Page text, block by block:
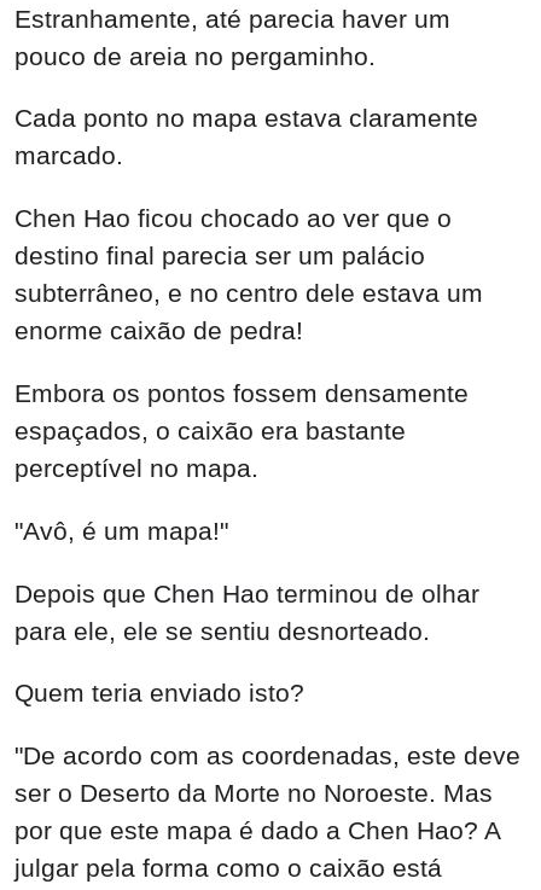
Estranhamente, até parecia haver um
pouco de areia no pergaminho.
Cada ponto no mapa estava claramente
marcado.
Chen Hao ficou chocado ao ver que o
destino final parecia ser um palácio
subterrâneo, e no centro dele estava um
enorme caixão de pedra!
Embora os pontos fossem densamente
espaçados, o caixão era bastante
perceptível no mapa.
"Avô, é um mapa!"
Depois que Chen Hao terminou de olhar
para ele, ele se sentiu desnorteado.
Quem teria enviado isto?
"De acordo com as coordenadas, este deve
ser o Deserto da Morte no Noroeste. Mas
por que este mapa é dado a Chen Hao? A
julgar pela forma como o caixão está